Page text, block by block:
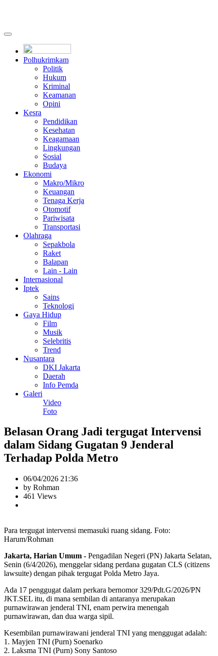
Polhukrimkam
Politik
Hukum
Kriminal
Keamanan
Opini
Kesra
Pendidikan
Kesehatan
Keagamaan
Lingkungan
Sosial
Budaya
Ekonomi
Makro/Mikro
Keuangan
Tenaga Kerja
Otomotif
Pariwisata
Transportasi
Olahraga
Sepakbola
Raket
Balapan
Lain - Lain
Internasional
Iptek
Sains
Teknologi
Gaya Hidup
Film
Musik
Selebritis
Trend
Nusantara
DKI Jakarta
Daerah
Info Pemda
Galeri
Video
Foto
Belasan Orang Jadi tergugat Intervensi
dalam Sidang Gugatan 9 Jenderal
Terhadap Polda Metro
06/04/2026 21:36
by Rohman
461 Views
Para tergugat intervensi memasuki ruang sidang. Foto:
Harum/Rohman
Jakarta, Harian Umum - Pengadilan Negeri (PN) Jakarta Selatan,
Senin (6/4/2026), menggelar sidang perdana gugatan CLS (citizens
lawsuite) dengan pihak tergugat Polda Metro Jaya.
Ada 17 penggugat dalam perkara bernomor 329/Pdt.G/2026/PN
JKT.SEL itu, di mana sembilan di antaranya merupakan
purnawirawan jenderal TNI, enam perwira menengah
purnawirawan, dan dua warga sipil.
Kesembilan purnawirawani jenderal TNI yang menggugat adalah:
1. Mayjen TNI (Purn) Soenarko
2. Laksma TNI (Purn) Sony Santoso